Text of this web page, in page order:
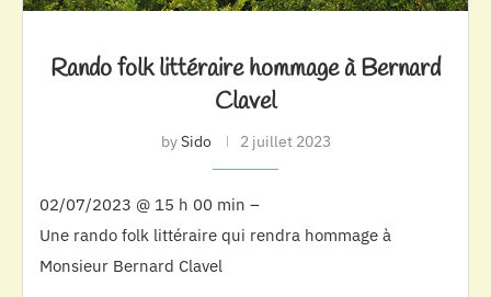
Rando folk littéraire hommage à Bernard
Clavel
bySido 2 juillet 2023
02/07/2023 @ 15 h 00 min –
Une rando folk littéraire qui rendra hommage à
Monsieur Bernard Clavel